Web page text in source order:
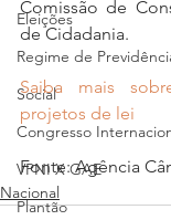
Eleições
Regime de
Social
Congresso
VPNI X GAE
Plantão
Comissão de
de Cidadania.
Saiba mais
projetos de lei
Fonte: Agência
Nacional